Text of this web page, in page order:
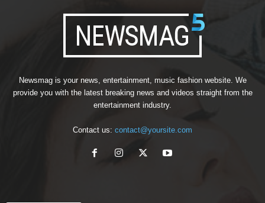
Newsmag is your news, entertainment, music fashion website. We
provide you with the latest breaking news and videos straight from the
entertainment industry.
Contact us: contact@yoursite.com